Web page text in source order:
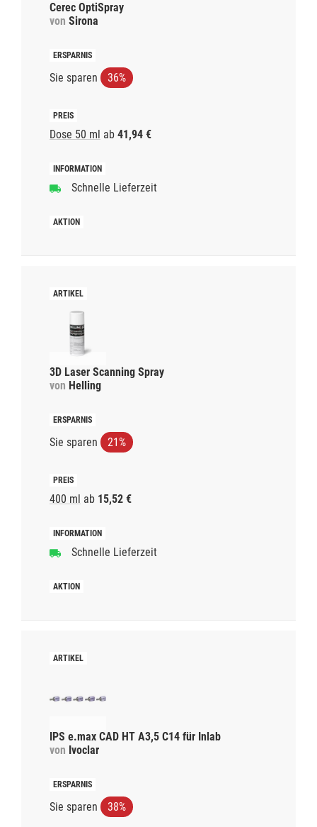
Cerec OptiSpray
von Sirona
Sie sparen 36%
Dose 50 ml ab 41,94 €
Schnelle Lieferzeit
3D Laser Scanning Spray
von Helling
Sie sparen 21%
400 ml ab 15,52 €
Schnelle Lieferzeit
IPS e.max CAD HT A3,5 C14 für Inlab
von Ivoclar
Sie sparen 38%